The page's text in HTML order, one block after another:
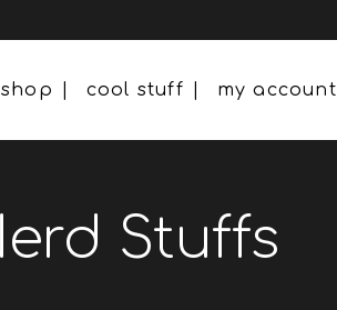
shop cool stuff my account
Stuffs